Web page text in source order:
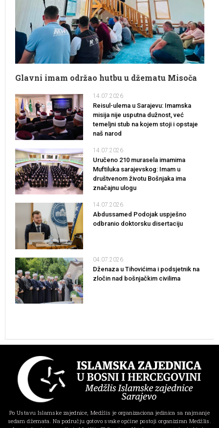
Glavni imam održao hutbu u džematu Misoča
14.07.2026
Reisul-ulema u Sarajevu: Imamska
misija nije usputna dužnost, već
temeljni stub na kojem stoji i opstaje
naš narod
14.07.2026
Uručeno 210 murasela imamima
Muftiluka sarajevskog: Imam u
društvenom životu Bošnjaka ima
značajnu ulogu
14.07.2026
Abdussamed Podojak uspješno
odbranio doktorsku disertaciju
04.07.2026
Dženaza u Tihovićima i podsjetnik na
zločin nad bošnjačkim civilima
Po Ustavu Islamske zajednice, Medžlis je organizaciona jedinica sa najmanje
sedam džemata. Na području gotovo svake općine postoji organiziran Medžlis.